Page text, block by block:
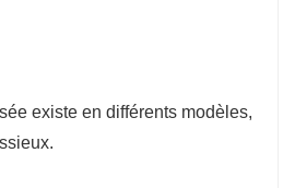
existe en différents modèles,